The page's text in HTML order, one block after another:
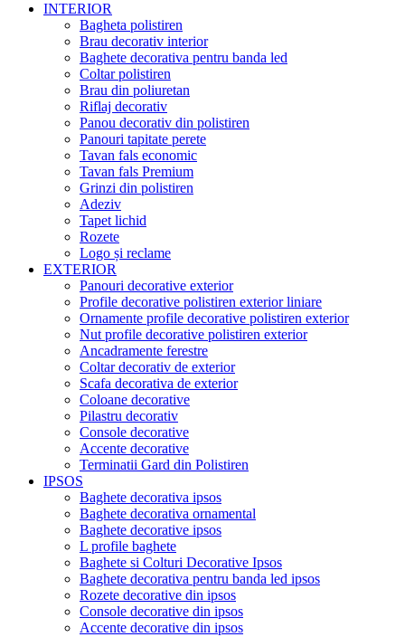
INTERIOR
Bagheta polistiren
Brau decorativ interior
Baghete decorativa pentru banda led
Coltar polistiren
Brau din poliuretan
Riflaj decorativ
Panou decorativ din polistiren
Panouri tapitate perete
Tavan fals economic
Tavan fals Premium
Grinzi din polistiren
Adeziv
Tapet lichid
Rozete
Logo și reclame
EXTERIOR
Panouri decorative exterior
Profile decorative polistiren exterior liniare
Ornamente profile decorative polistiren exterior
Nut profile decorative polistiren exterior
Ancadramente ferestre
Coltar decorativ de exterior
Scafa decorativa de exterior
Coloane decorative
Pilastru decorativ
Console decorative
Accente decorative
Terminatii Gard din Polistiren
IPSOS
Baghete decorativa ipsos
Baghete decorativa ornamental
Baghete decorative ipsos
L profile baghete
Baghete si Colturi Decorative Ipsos
Baghete decorativa pentru banda led ipsos
Rozete decorative din ipsos
Console decorative din ipsos
Accente decorative din ipsos